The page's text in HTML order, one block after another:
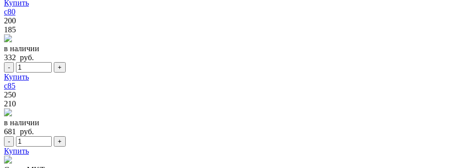
Купить
c80
200
185
в наличии
332 руб.
- +
Купить
c85
250
210
в наличии
681 руб.
- +
Купить